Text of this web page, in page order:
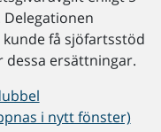
få sjöfartsstöd
ersättningar.
i nytt fönster)